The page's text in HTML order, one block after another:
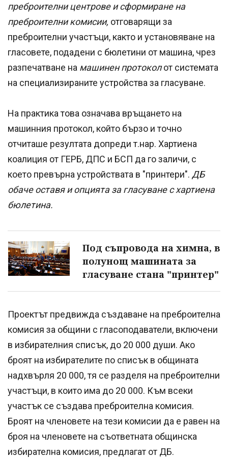
преброителни центрове и сформиране на
преброителни комисии, отговарящи за
преброителни участъци, както и установяване на
гласовете, подадени с бюлетини от машина, чрез
разпечатване на машинен протоколот системата
на специализираните устройства за гласуване.
На практика това означава връщането на
машинния протокол, който бързо и точно
отчиташе резултата допреди т.нар. Хартиена
коалиция от ГЕРБ, ДПС и БСП да го заличи, с
което превърна устройствата в "принтери". ДБ
обаче оставя и опцията за гласуване с хартиена
бюлетина.
Под съпровода на химна, в
полунощ машината за
гласуване стана "принтер"
Проектът предвижда създаване на преброителна
комисия за общини с гласоподаватели, включени
в избирателния списък, до 20 000 души. Ако
броят на избирателите по списък в общината
надхвърля 20 000, тя се разделя на преброителни
участъци, в които има до 20 000. Към всеки
участък се създава преброителна комисия.
Броят на членовете на тези комисии да е равен на
броя на членовете на съответната общинска
избирателна комисия, предлагат от ДБ.